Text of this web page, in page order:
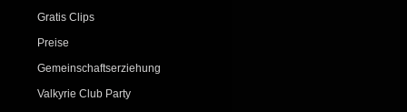
Gratis Clips
Preise
Gemeinschaftserziehung
Valkyrie Club Party